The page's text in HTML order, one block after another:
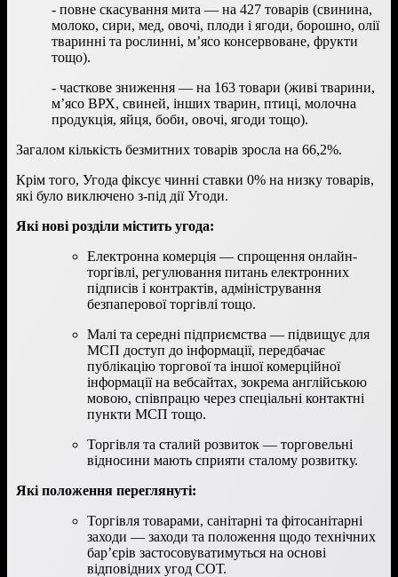
- повне скасування мита — на 427 товарів (свинина,
молоко, сири, мед, овочі, плоди і ягоди, борошно, олії
тваринні та рослинні, м’ясо консервоване, фрукти
тощо).
- часткове зниження — на 163 товари (живі тварини,
м’ясо ВРХ, свиней, інших тварин, птиці, молочна
продукція, яйця, боби, овочі, ягоди тощо).
Загалом кількість безмитних товарів зросла на 66,2%.
Крім того, Угода фіксує чинні ставки 0% на низку товарів,
які було виключено з-під дії Угоди.
Які нові розділи містить угода:
Електронна комерція — спрощення онлайн-
торгівлі, регулювання питань електронних
підписів і контрактів, адміністрування
безпаперової торгівлі тощо.
Малі та середні підприємства — підвищує для
МСП доступ до інформації, передбачає
публікацію торгової та іншої комерційної
інформації на вебсайтах, зокрема англійською
мовою, співпрацю через спеціальні контактні
пункти МСП тощо.
Торгівля та сталий розвиток — торговельні
відносини мають сприяти сталому розвитку.
Які положення переглянуті:
Торгівля товарами, санітарні та фітосанітарні
заходи — заходи та положення щодо технічних
бар’єрів застосовуватимуться на основі
відповідних угод СОТ.